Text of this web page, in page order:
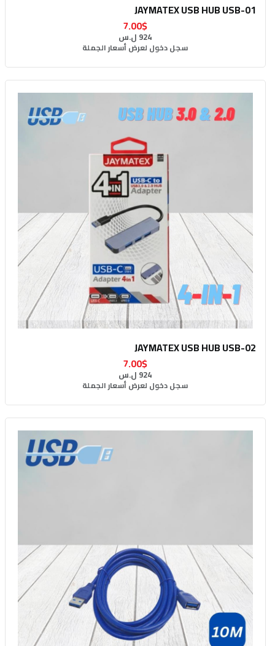
JAYMATEX USB HUB USB-01
7.00$
924 ل.س
سجل دخول لعرض أسعار الجملة
JAYMATEX USB HUB USB-02
7.00$
924 ل.س
سجل دخول لعرض أسعار الجملة